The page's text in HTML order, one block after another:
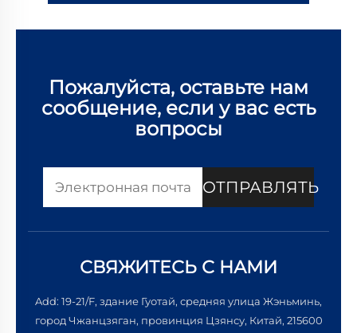
Пожалуйста, оставьте нам
сообщение, если у вас есть
вопросы
ОТПРАВЛЯТЬ
СВЯЖИТЕСЬ С НАМИ
Add: 19-21/F, здание Гуотай, средняя улица Жэньминь,
город Чжанцзяган, провинция Цзянсу, Китай, 215600